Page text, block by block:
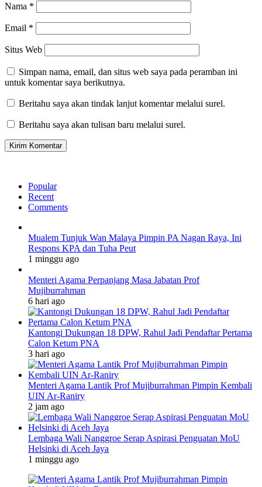
Nama *
Email *
Situs Web
Simpan nama, email, dan situs web saya pada peramban ini
untuk komentar saya berikutnya.
Beritahu saya akan tindak lanjut komentar melalui surel.
Beritahu saya akan tulisan baru melalui surel.
Popular
Recent
Comments
Mualem Tunjuk Wan Malaya Pimpin PA Nagan Raya, Ini
Respons KPA dan Tuha Peut
1 minggu ago
Menteri Agama Perpanjang Masa Jabatan Prof
Mujiburrahman
6 hari ago
Kantongi Dukungan 18 DPW, Rahul Jadi Pendaftar Pertama
Calon Ketum PNA
3 hari ago
Menteri Agama Lantik Prof Mujiburrahman Pimpin Kembali
UIN Ar-Raniry
2 jam ago
Lembaga Wali Nanggroe Serap Aspirasi Penguatan MoU
Helsinki di Aceh Jaya
1 minggu ago